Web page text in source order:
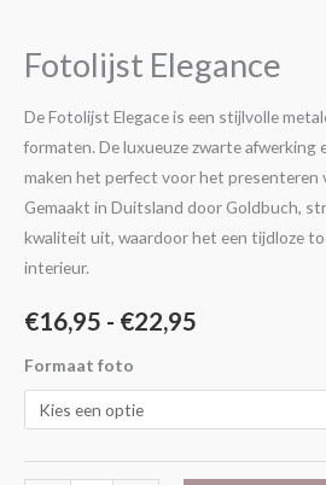
Fotolijst Elegance
De Fotolijst Elegace is een stijlvolle
formaten. De luxueuze zwarte afwerking
maken het perfect voor het presenteren
Gemaakt in Duitsland door Goldbuch,
kwaliteit uit, waardoor het een tijdloze
interieur.
€16,95 - €22,95
€22,95
Formaat foto